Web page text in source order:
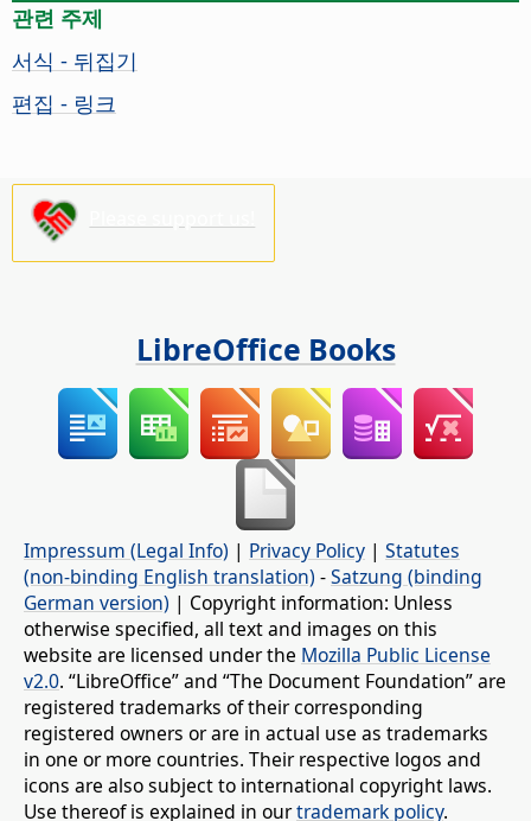
관련 주제
서식 - 뒤집기
편집 - 링크
LibreOffice Books
Impressum (Legal Info) | Privacy Policy | Statutes
(non-binding English translation) -Satzung (binding
German version) | Copyright information: Unless
otherwise specified, all text and images on this
website are licensed under the Mozilla Public License
v2.0. “LibreOffice” and “The Document Foundation” are
registered trademarks of their corresponding
registered owners or are in actual use as trademarks
in one or more countries. Their respective logos and
icons are also subject to international copyright laws.
Use thereof is explained in ourtrademark policy.